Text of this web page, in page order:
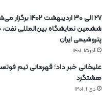
27 الی 30
ششمین نمایشگاه بین‌المللی نفت،
پتروشیمی ایران
آذر ۱۵, ۱۴۰۱
علیخانی خبر داد؛ قهرمانی تیم
هشتگرد
دی ۱, ۱۴۰۱